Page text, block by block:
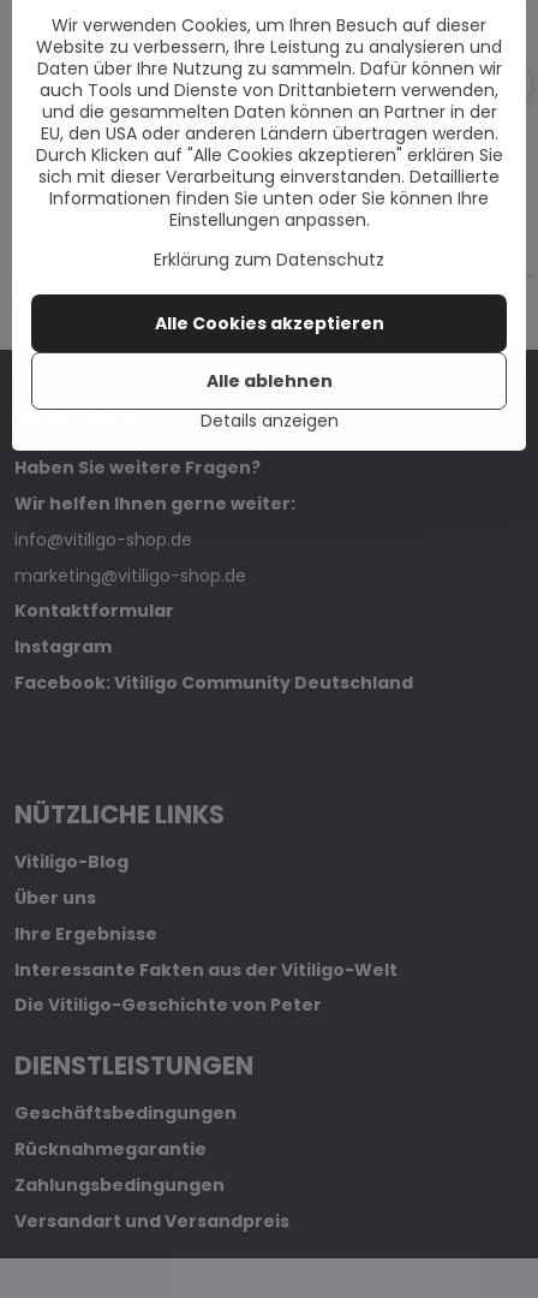
Vitistop Gel
Gekauft vonKaya,
Dortmund, vor 2 Stunden.
Philips BU-1S UVB-
Lampe (311 nm)
Gekauft vonJoerg,
Hamburg
KONTAKT
Haben Sie weitere Fragen?
Wir helfen Ihnen gerne weiter:
info@vitiligo-shop.de
marketing@vitiligo-shop.de
Kontaktformular
Instagram
Facebook: Vitiligo Community Deutschland
NÜTZLICHE LINKS
Vitiligo-Blog
Über uns
Ihre Ergebnisse
Interessante Fakten aus der Vitiligo-Welt
Die Vitiligo-Geschichte von Peter
DIENSTLEISTUNGEN
Geschäftsbedingungen
Rücknahmegarantie
Zahlungsbedingungen
Versandart und Versandpreis
Wir verwenden Cookies, um Ihren Besuch auf dieser
Website zu verbessern, Ihre Leistung zu analysieren und
Daten über Ihre Nutzung zu sammeln. Dafür können wir
auch Tools und Dienste von Drittanbietern verwenden,
und die gesammelten Daten können an Partner in der
EU, den USA oder anderen Ländern übertragen werden.
Durch Klicken auf "Alle Cookies akzeptieren" erklären Sie
sich mit dieser Verarbeitung einverstanden. Detaillierte
Informationen finden Sie unten oder Sie können Ihre
Einstellungen anpassen.
Erklärung zum Datenschutz
Details anzeigen
Alle Cookies akzeptieren
Alle ablehnen